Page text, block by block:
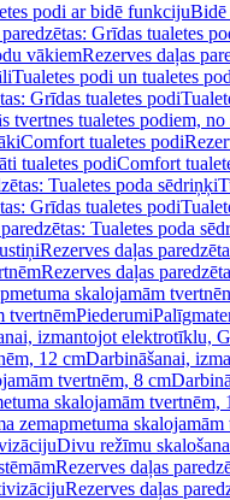
podi ar bidē funkcijuBidē
Grīdas tualetes
vākiemRezerves daļas
Tualetes podi un tualetes
Grīdas tualetes podi
tvertnes tualetes podiem,
Comfort tualetes podi
tualetes podiComfort
Tualetes poda sēdriņķi
Grīdas tualetes podi
Tualetes poda
Rezerves daļas
Rezerves daļas
skalojamām
tvertnēmPiederumi
izmantojot elektrotīklu,
12 cmDarbināšanai,
tvertnēm, 8 cm
skalojamām tvertnēm,
zemapmetuma
Divu režīmu
Rezerves daļas
Rezerves daļas